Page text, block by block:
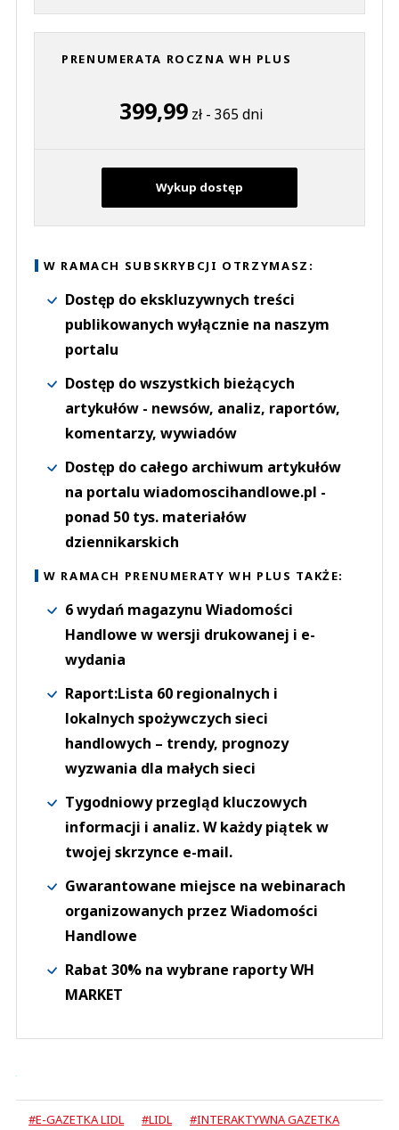
PRENUMERATA ROCZNA WH PLUS
399,99zł - 365 dni
Wykup dostęp
W RAMACH SUBSKRYBCJI OTRZYMASZ:
Dostęp do ekskluzywnych treści
publikowanych wyłącznie na naszym
portalu
Dostęp do wszystkich bieżących
artykułów - newsów, analiz, raportów,
komentarzy, wywiadów
Dostęp do całego archiwum artykułów
na portalu wiadomoscihandlowe.pl -
ponad 50 tys. materiałów
dziennikarskich
W RAMACH PRENUMERATY WH PLUS TAKŻE:
6 wydań magazynu Wiadomości
Handlowe w wersji drukowanej i e-
wydania
Raport:Lista 60 regionalnych i
lokalnych spożywczych sieci
handlowych – trendy, prognozy
wyzwania dla małych sieci
Tygodniowy przegląd kluczowych
informacji i analiz. W każdy piątek w
twojej skrzynce e-mail.
Gwarantowane miejsce na webinarach
organizowanych przez Wiadomości
Handlowe
Rabat 30% na wybrane raporty WH
MARKET
#E-GAZETKA LIDL #LIDL #INTERAKTYWNA GAZETKA